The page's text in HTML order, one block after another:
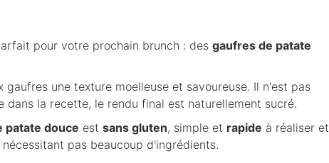
pour votre prochain brunch : des gaufres de patate
une texture moelleuse et savoureuse. Il n'est pas
dans la recette, le rendu final est naturellement sucré.
patate douce est sans gluten, simple et rapide à réaliser et
nécessitant pas beaucoup d'ingrédients.